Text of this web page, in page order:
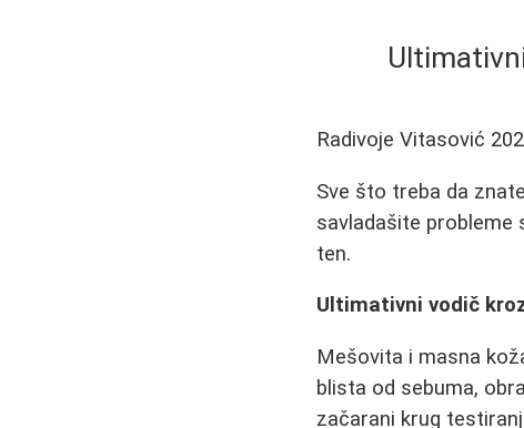
Radivoje Vitasović
Sve što treba da
savladašite probleme
ten.
Ultimativni vodič
Mešovita i masna
blista od sebuma,
začarani krug